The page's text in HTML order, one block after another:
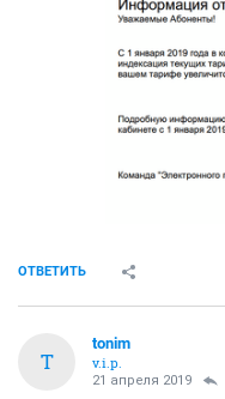
ОТВЕТИТЬ
T
tonim
v.i.p.
21 апреля 2019